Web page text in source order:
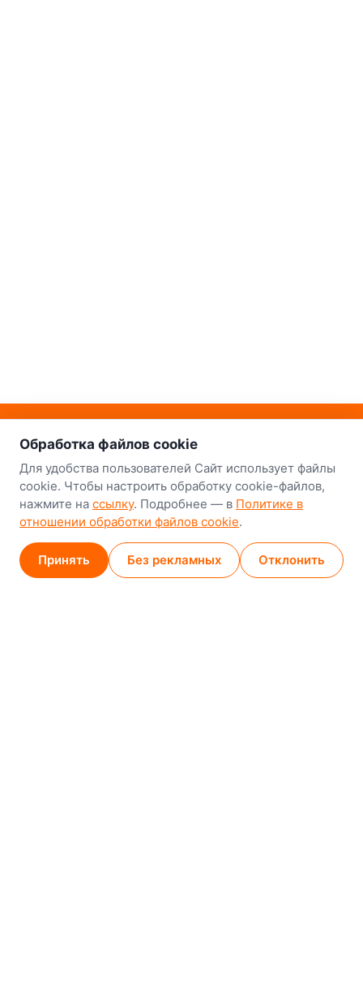
о нас
Наш склад-магазин:
Минск
8-й Путепроводный переулок, 5
GPS53.924752, 27.489820
Карта проезда
Обработка файлов cookie
Для удобства пользователей Сайт использует файлы
cookie. Чтобы настроить обработку cookie-файлов,
нажмите на ссылку. Подробнее — в Политике в
отношении обработки файлов cookie.
Принять Без рекламных Отклонить